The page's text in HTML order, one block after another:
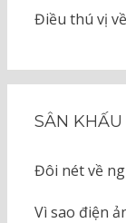
Điều thú vị
SÂN
Đôi nét về
Vì sao điện